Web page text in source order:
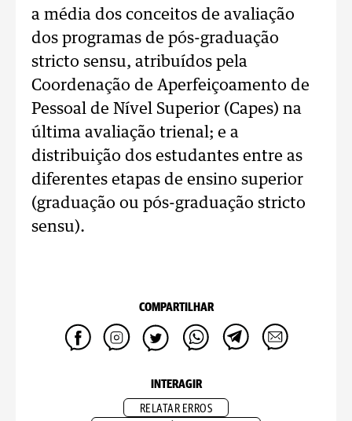
a média dos conceitos de avaliação
dos programas de pós-graduação
stricto sensu, atribuídos pela
Coordenação de Aperfeiçoamento de
Pessoal de Nível Superior (Capes) na
última avaliação trienal; e a
distribuição dos estudantes entre as
diferentes etapas de ensino superior
(graduação ou pós-graduação stricto
sensu).
COMPARTILHAR
INTERAGIR
RELATAR ERROS